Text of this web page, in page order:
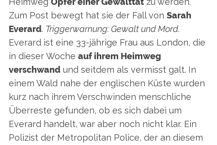
Zum Post bewegt hat sie der Fall von Sarah
Everard. Triggerwarnung: Gewalt und Mord.
Everard ist eine 33-jährige Frau aus London, die
in dieser Woche auf ihrem Heimweg
verschwandund seitdem als vermisst galt. In
einem Wald nahe der englischen Küste wurden
kurz nach ihrem Verschwinden menschliche
Überreste gefunden, ob es sich dabei um
Everard handelt, war aber noch nicht klar. Ein
Polizist der Metropolitan Police, der an diesem